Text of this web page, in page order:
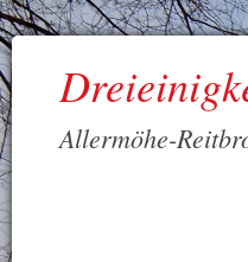
Allermöhe-